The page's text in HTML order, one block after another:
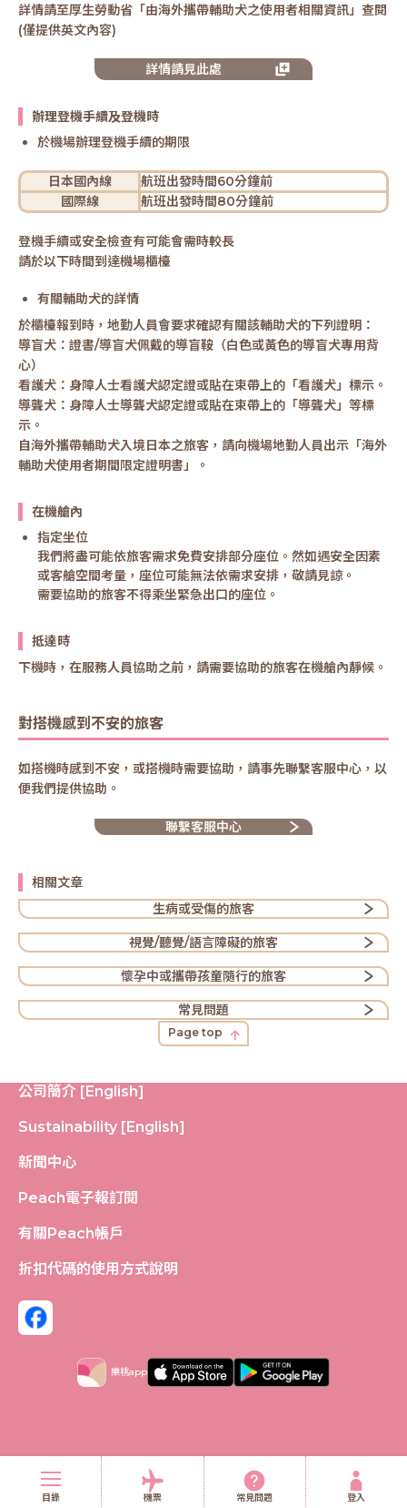
目錄 機票 常見問題 登入
詳情請至厚生勞動省「由海外攜帶輔助犬之使用者相關資訊」查閱
(僅提供英文內容)
詳情請見此處
辦理登機手續及登機時
於機場辦理登機手續的期限
日本國內線
航班出發時間60分鐘前
國際線
航班出發時間80分鐘前
登機手續或安全檢查有可能會需時較長
請於以下時間到達機場櫃檯
有關輔助犬的詳情
於櫃檯報到時，地勤人員會要求確認有關該輔助犬的下列證明：
導盲犬：證書/導盲犬佩戴的導盲鞍（白色或黃色的導盲犬專用背
心）
看護犬：身障人士看護犬認定證或貼在束帶上的「看護犬」標示。
導聾犬：身障人士導聾犬認定證或貼在束帶上的「導聾犬」等標
示。
自海外攜帶輔助犬入境日本之旅客，請向機場地勤人員出示「海外
輔助犬使用者期間限定證明書」。
在機艙內
指定坐位
我們將盡可能依旅客需求免費安排部分座位。然如遇安全因素
或客艙空間考量，座位可能無法依需求安排，敬請見諒。
需要協助的旅客不得乘坐緊急出口的座位。
抵達時
下機時，在服務人員協助之前，請需要協助的旅客在機艙內靜候。
對搭機感到不安的旅客
如搭機時感到不安，或搭機時需要協助，請事先聯繫客服中心，以
便我們提供協助。
聯繫客服中心
相關文章
生病或受傷的旅客
視覺/聽覺/語言障礙的旅客
懷孕中或攜帶孩童隨行的旅客
常見問題
Page top
公司簡介 [English]
Sustainability [English]
新聞中心
Peach電子報訂閱
有關Peach帳戶
折扣代碼的使用方式說明
樂桃app
隱私權聲明 社群媒體條款 [English]
2026 Peach Aviation Limited